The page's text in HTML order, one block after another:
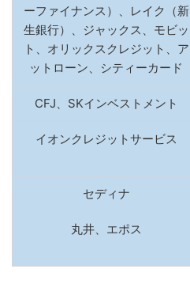
ーファイナンス）、レイク（新
生銀行）、ジャックス、モビッ
ト、オリックスクレジット、ア
ットローン、シティーカード
CFJ、SKインベストメント
イオンクレジットサービス
セディナ
丸井、エポス